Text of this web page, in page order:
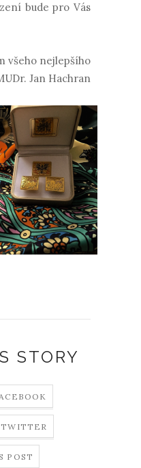
bude pro Vás
všeho nejlepšího
Jan Hachran
STORY
POST